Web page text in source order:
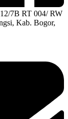
7B RT 004/ RW
Kab. Bogor,